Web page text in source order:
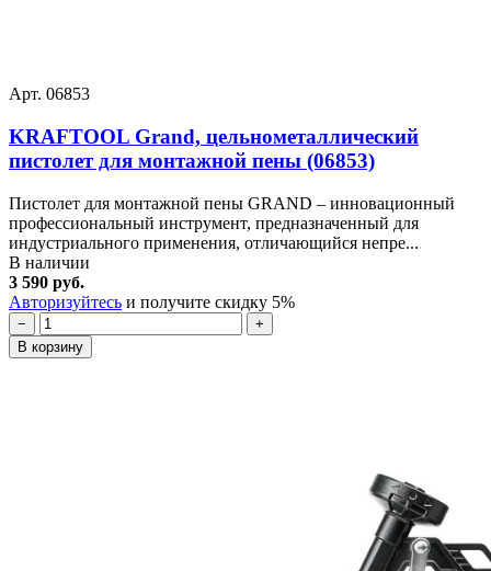
Арт. 06853
KRAFTOOL Grand, цельнометаллический
пистолет для монтажной пены (06853)
Пистолет для монтажной пены GRAND – инновационный
профессиональный инструмент, предназначенный для
индустриального применения, отличающийся непре...
В наличии
3 590 руб.
Авторизуйтесь и получите скидку 5%
−
+
В корзину